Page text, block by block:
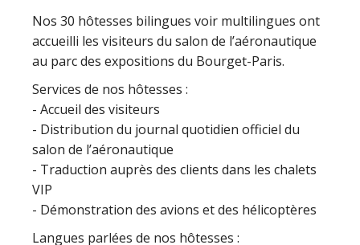
Nos 30 hôtesses bilingues voir multilingues ont
accueilli les visiteurs du salon de l’aéronautique
au parc des expositions du Bourget-Paris.
Services de nos hôtesses :
- Accueil des visiteurs
- Distribution du journal quotidien officiel du
salon de l’aéronautique
- Traduction auprès des clients dans les chalets
VIP
- Démonstration des avions et des hélicoptères
Langues parlées de nos hôtesses :